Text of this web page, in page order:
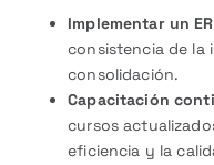
Implementar un
consistencia de la
consolidación.
Capacitación
cursos
eficiencia y la